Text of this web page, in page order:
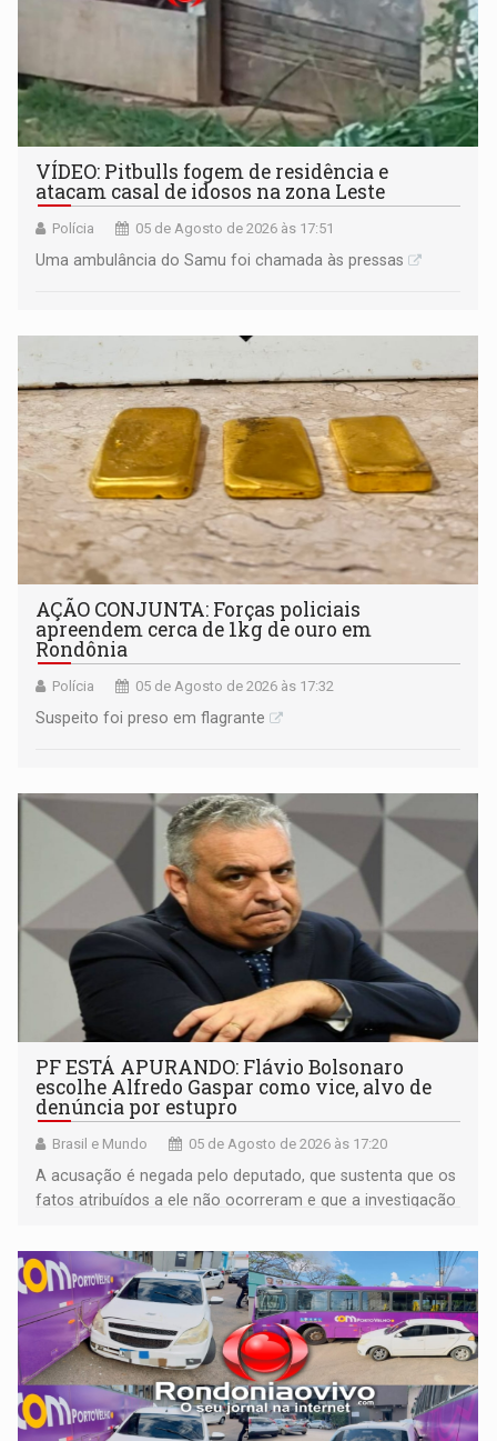
VÍDEO: Pitbulls fogem de residência e
atacam casal de idosos na zona Leste
Polícia 05 de Agosto de 2026 às 17:51
Uma ambulância do Samu foi chamada às pressas
AÇÃO CONJUNTA: Forças policiais
apreendem cerca de 1kg de ouro em
Rondônia
Polícia 05 de Agosto de 2026 às 17:32
Suspeito foi preso em flagrante
PF ESTÁ APURANDO: Flávio Bolsonaro
escolhe Alfredo Gaspar como vice, alvo de
denúncia por estupro
Brasil e Mundo 05 de Agosto de 2026 às 17:20
A acusação é negada pelo deputado, que sustenta que os
fatos atribuídos a ele não ocorreram e que a investigação